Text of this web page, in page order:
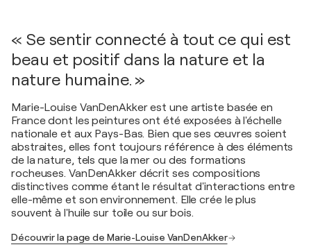
« Se sentir connecté à tout ce qui est
beau et positif dans la nature et la
nature humaine. »
Marie-Louise VanDenAkker est une artiste basée en
France dont les peintures ont été exposées à l'échelle
nationale et aux Pays-Bas. Bien que ses œuvres soient
abstraites, elles font toujours référence à des éléments
de la nature, tels que la mer ou des formations
rocheuses. VanDenAkker décrit ses compositions
distinctives comme étant le résultat d'interactions entre
elle-même et son environnement. Elle crée le plus
souvent à l'huile sur toile ou sur bois.
Découvrir la page de Marie-Louise VanDenAkker